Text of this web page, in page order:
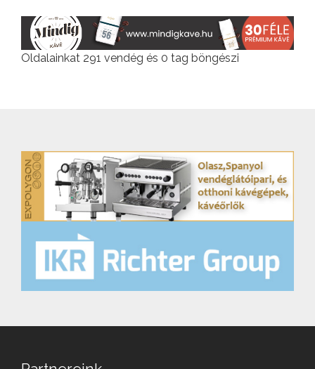
Oldalainkat 291 vendég és 0 tag böngészi